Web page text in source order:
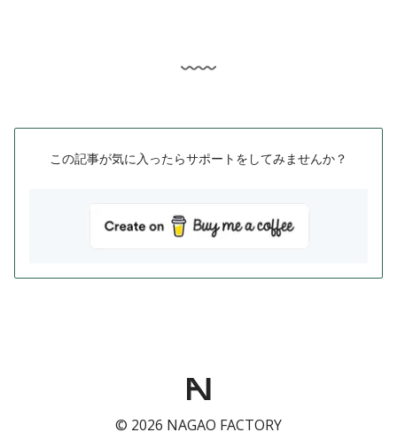
この記事が気に入ったらサポートをしてみませんか？
© 2026 NAGAO FACTORY